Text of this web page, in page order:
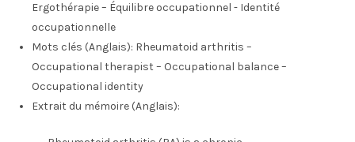
Ergothérapie – Équilibre occupationnel - Identité
occupationnelle
Mots clés (Anglais): Rheumatoid arthritis –
Occupational therapist – Occupational balance –
Occupational identity
Extrait du mémoire (Anglais):